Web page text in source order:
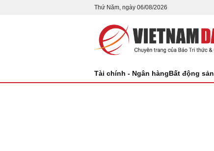
Thứ Năm, ngày 06/08/2026
Tài chính - Ngân hàngBất động sản